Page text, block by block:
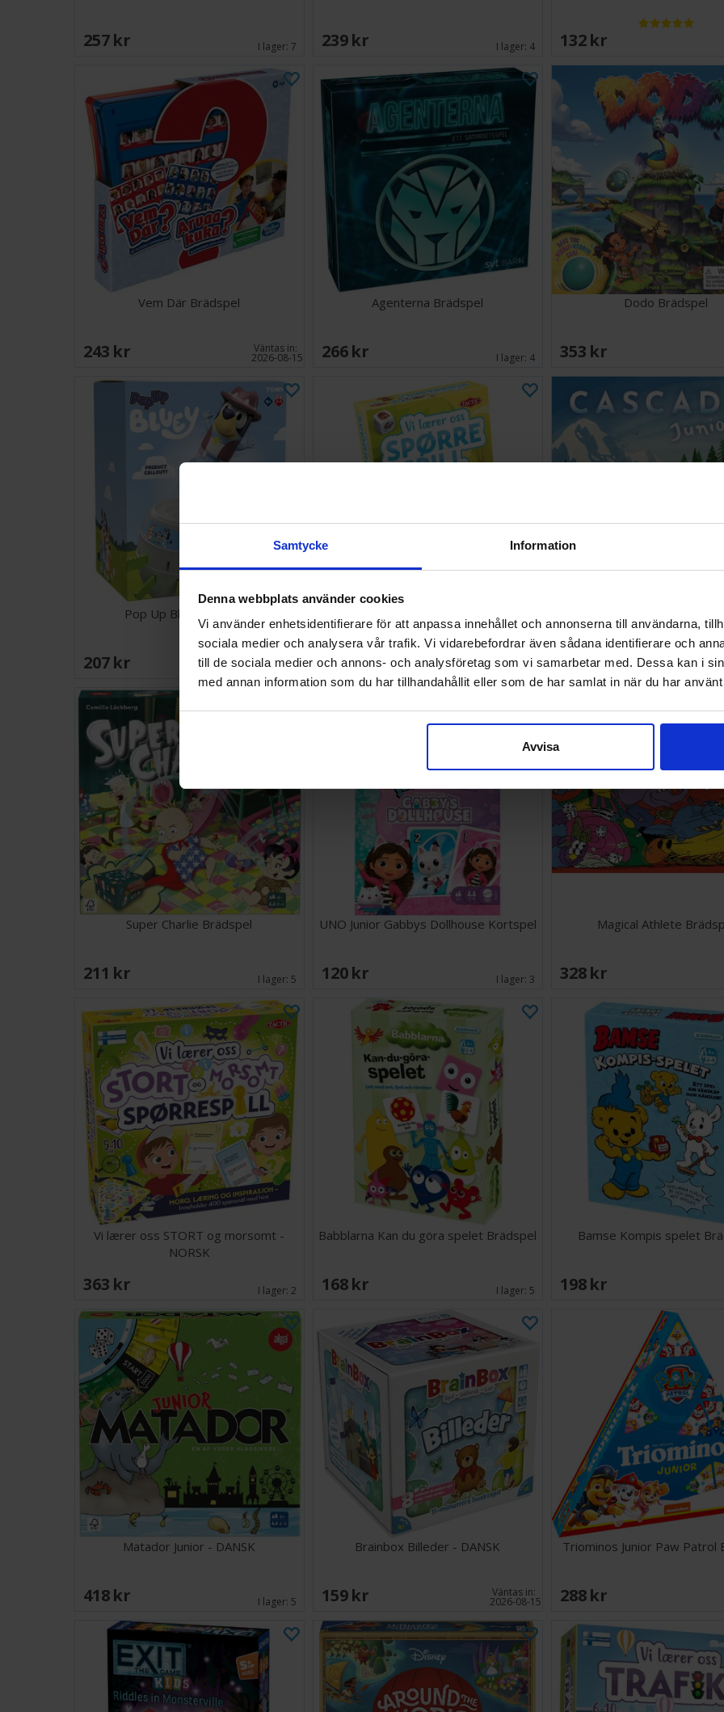
Samtycke Information
Denna webbplats använder cookies
Vi använder enhetsidentifierare för att anpassa innehållet och annonserna till användarna,
sociala medier och analysera vår trafik. Vi vidarebefordrar även sådana identifierare och
till de sociala medier och annons- och analysföretag som vi samarbetar med. Dessa kan i
med annan information som du har tillhandahållit eller som de har samlat in när du har
Avvisa
257 SEK I lager:7 239 SEK I lager: 4 132 SEK
Vem Där Brädspel
243 SEK Väntas in:
2026-08-15
Agenterna Brädspel
266 SEK I lager: 4
Dodo Brädspel
353 SEK
Pop Up Bluey Brädspel
207 SEK I lager:3 155 SEK I lager: 1 268 SEK
Super Charlie Brädspel
211 SEK I lager: 5
UNO Junior Gabbys Dollhouse Kortspel
120 SEK I lager: 3
Magical Athlete
328 SEK
Vi lærer oss STORT og morsomt -
NORSK
363 SEK I lager:2
Babblarna Kan du göra spelet Brädspel
168 SEK I lager: 5
Bamse Kompis spelet
198 SEK
Matador Junior - DANSK
418 SEK I lager: 5
Brainbox Billeder - DANSK
159 SEK Väntas in:
2026-08-15
Triominos Junior Paw Patrol
288 SEK